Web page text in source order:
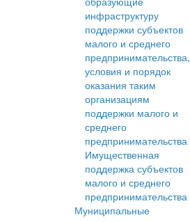
инфраструктуру
поддержки субъектов
малого и среднего
предпринимательства,
условия и порядок
оказания таким
организациям
поддержки малого и
среднего
предпринимательства
Имущественная
поддержка субъектов
малого и среднего
предпринимательства
Муниципальные